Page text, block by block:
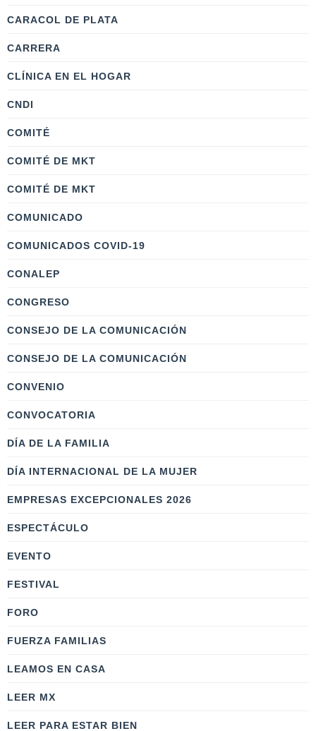
CARACOL DE PLATA
CARRERA
CLÍNICA EN EL HOGAR
CNDI
COMITÉ
COMITÉ DE MKT
COMITÉ DE MKT
COMUNICADO
COMUNICADOS COVID-19
CONALEP
CONGRESO
CONSEJO DE LA COMUNICACIÓN
CONSEJO DE LA COMUNICACIÓN
CONVENIO
CONVOCATORIA
DÍA DE LA FAMILIA
DÍA INTERNACIONAL DE LA MUJER
EMPRESAS EXCEPCIONALES 2026
ESPECTÁCULO
EVENTO
FESTIVAL
FORO
FUERZA FAMILIAS
LEAMOS EN CASA
LEER MX
LEER PARA ESTAR BIEN